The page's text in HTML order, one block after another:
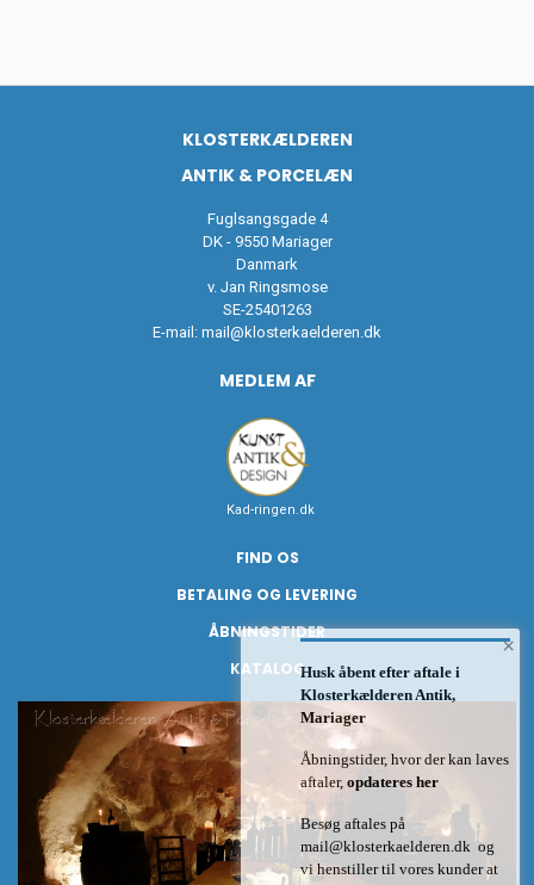
KLOSTERKÆLDEREN
ANTIK & PORCELÆN
Fuglsangsgade 4
DK - 9550 Mariager
Danmark
v. Jan Ringsmose
SE-25401263
E-mail: mail@klosterkaelderen.dk
MEDLEM AF
Kad-ringen.dk
FIND OS
BETALING OG LEVERING
ÅBNINGSTIDER
KATALOG
×
Husk åbent efter aftale i
Klosterkælderen Antik,
Mariager
Åbningstider, hvor der kan laves
aftaler, opdateres her
Besøg aftales på
mail@klosterkaelderen.dk og
vi henstiller til vores kunder at